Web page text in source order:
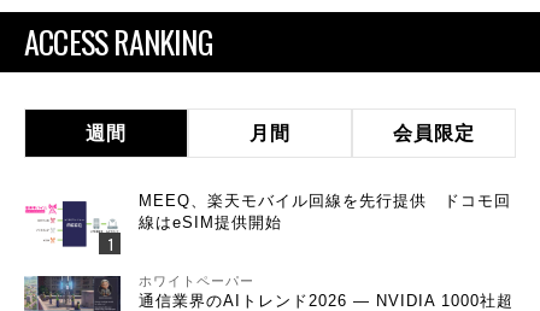
ACCESS RANKING
週間 月間 会員限定
MEEQ、楽天モバイル回線を先行提供 ドコモ回
線はeSIM提供開始
ホワイトペーパー
通信業界のAIトレンド2026 ― NVIDIA 1000社超